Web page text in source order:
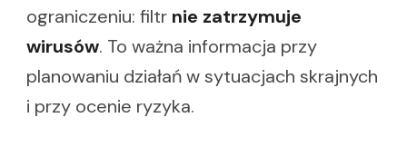
ograniczeniu: filtr nie zatrzymuje
wirusów. To ważna informacja przy
planowaniu działań w sytuacjach skrajnych
i przy ocenie ryzyka.